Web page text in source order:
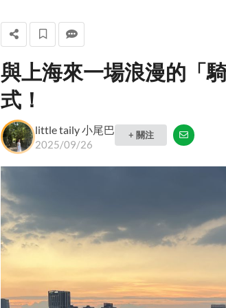
與上海來一場浪漫的「
式！
little taily 小尾巴
2025/09/26
+ 關注